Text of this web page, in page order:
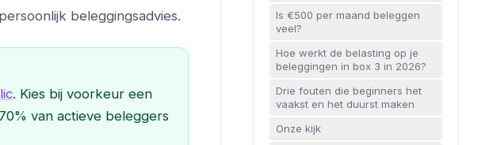
beleggingsadvies.
. Kies bij voorkeur een
van actieve beleggers
Is €500 per maand beleggen
veel?
Hoe werkt de belasting op je
beleggingen in box 3 in 2026?
Drie fouten die beginners het
vaakst en het duurst maken
Onze kijk